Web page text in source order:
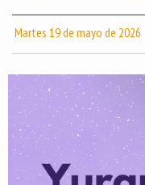
Martes 19 de mayo de 2026